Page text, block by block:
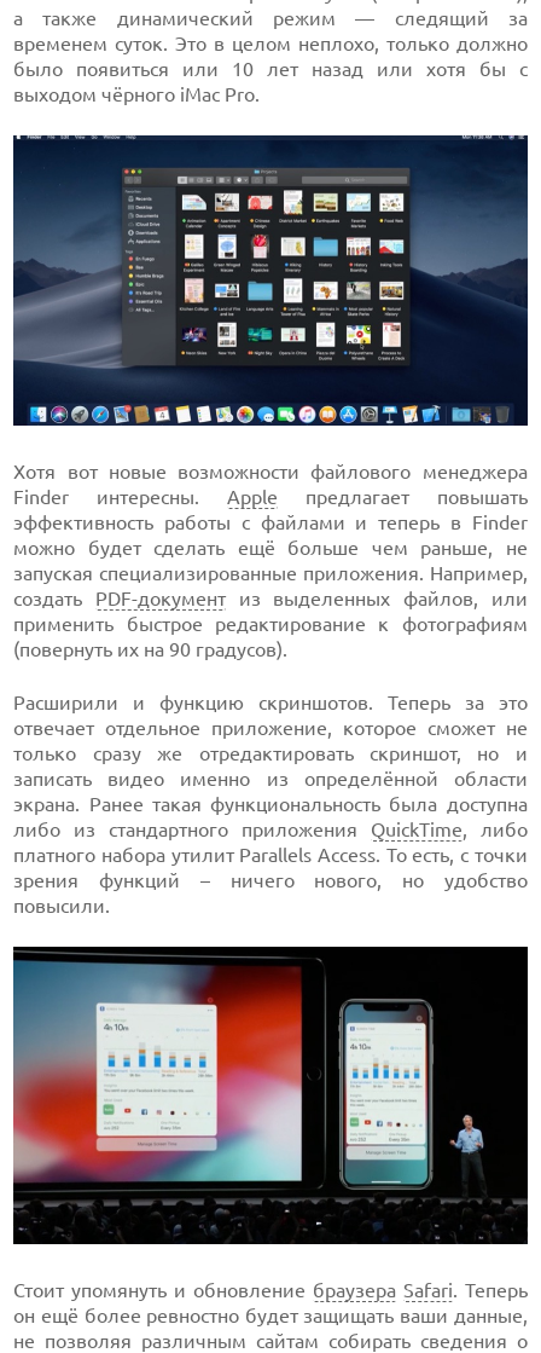
а также динамический режим — следящий за
временем суток. Это в целом неплохо, только должно
было появиться или 10 лет назад или хотя бы с
выходом чёрного iMac Pro.
Хотя вот новые возможности файлового менеджера
Finder интересны. Apple предлагает повышать
эффективность работы с файлами и теперь в Finder
можно будет сделать ещё больше чем раньше, не
запуская специализированные приложения. Например,
создать PDF-документиз выделенных файлов, или
применить быстрое редактирование к фотографиям
(повернуть их на 90 градусов).
Расширили и функцию скриншотов. Теперь за это
отвечает отдельное приложение, которое сможет не
только сразу же отредактировать скриншот, но и
записать видео именно из определённой области
экрана. Ранее такая функциональность была доступна
либо из стандартного приложения QuickTime, либо
платного набора утилит Parallels Access. То есть, с точки
зрения функций – ничего нового, но удобство
повысили.
Стоит упомянуть и обновление браузера Safari. Теперь
он ещё более ревностно будет защищать ваши данные,
не позволяя различным сайтам собирать сведения о